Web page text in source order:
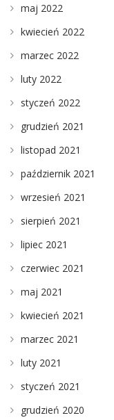
maj 2022
kwiecień 2022
marzec 2022
luty 2022
styczeń 2022
grudzień 2021
listopad 2021
październik 2021
wrzesień 2021
sierpień 2021
lipiec 2021
czerwiec 2021
maj 2021
kwiecień 2021
marzec 2021
luty 2021
styczeń 2021
grudzień 2020